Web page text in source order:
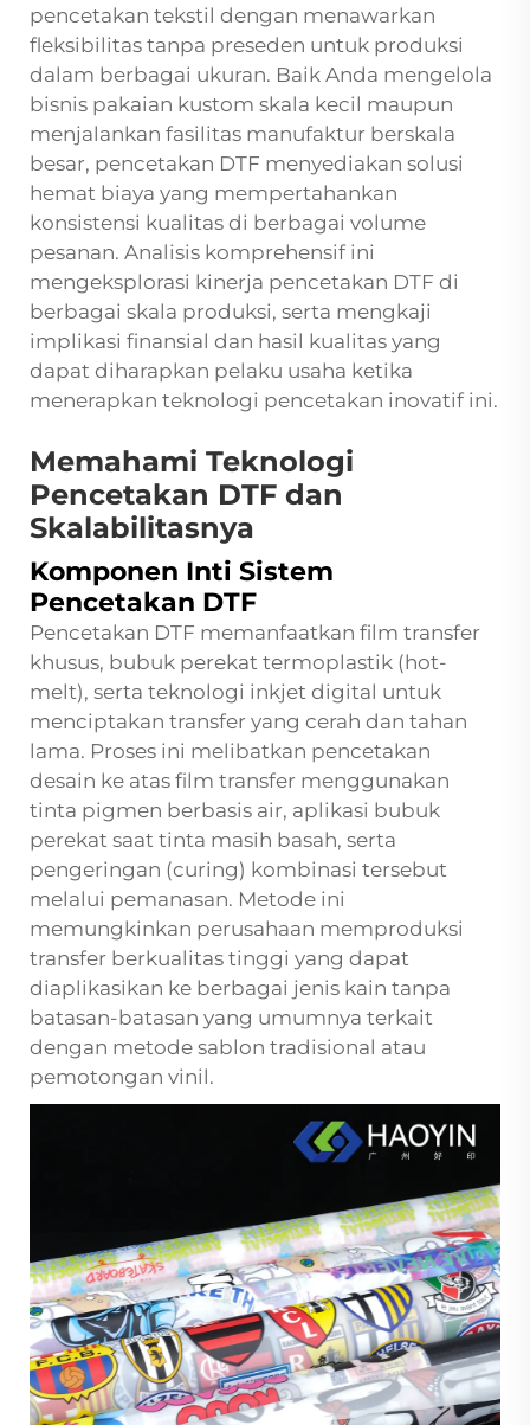
pencetakan tekstil dengan menawarkan
fleksibilitas tanpa preseden untuk produksi
dalam berbagai ukuran. Baik Anda mengelola
bisnis pakaian kustom skala kecil maupun
menjalankan fasilitas manufaktur berskala
besar, pencetakan DTF menyediakan solusi
hemat biaya yang mempertahankan
konsistensi kualitas di berbagai volume
pesanan. Analisis komprehensif ini
mengeksplorasi kinerja pencetakan DTF di
berbagai skala produksi, serta mengkaji
implikasi finansial dan hasil kualitas yang
dapat diharapkan pelaku usaha ketika
menerapkan teknologi pencetakan inovatif ini.
Memahami Teknologi
Pencetakan DTF dan
Skalabilitasnya
Komponen Inti Sistem
Pencetakan DTF
Pencetakan DTF memanfaatkan film transfer
khusus, bubuk perekat termoplastik (hot-
melt), serta teknologi inkjet digital untuk
menciptakan transfer yang cerah dan tahan
lama. Proses ini melibatkan pencetakan
desain ke atas film transfer menggunakan
tinta pigmen berbasis air, aplikasi bubuk
perekat saat tinta masih basah, serta
pengeringan (curing) kombinasi tersebut
melalui pemanasan. Metode ini
memungkinkan perusahaan memproduksi
transfer berkualitas tinggi yang dapat
diaplikasikan ke berbagai jenis kain tanpa
batasan-batasan yang umumnya terkait
dengan metode sablon tradisional atau
pemotongan vinil.